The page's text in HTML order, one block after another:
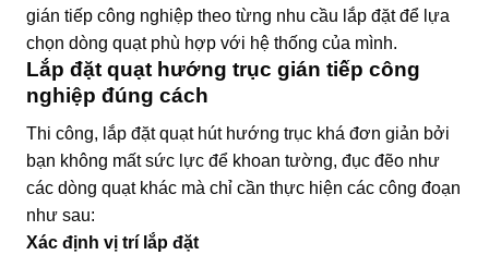
gián tiếp công nghiệp theo từng nhu cầu lắp đặt để lựa
chọn dòng quạt phù hợp với hệ thống của mình.
Lắp đặt quạt hướng trục gián tiếp công
nghiệp đúng cách
Thi công, lắp đặt quạt hút hướng trục khá đơn giản bởi
bạn không mất sức lực để khoan tường, đục đẽo như
các dòng quạt khác mà chỉ cần thực hiện các công đoạn
như sau:
Xác định vị trí lắp đặt